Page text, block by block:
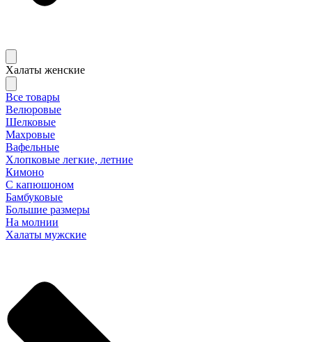
Халаты женские
Все товары
Велюровые
Шелковые
Махровые
Вафельные
Хлопковые легкие, летние
Кимоно
С капюшоном
Бамбуковые
Большие размеры
На молнии
Халаты мужские